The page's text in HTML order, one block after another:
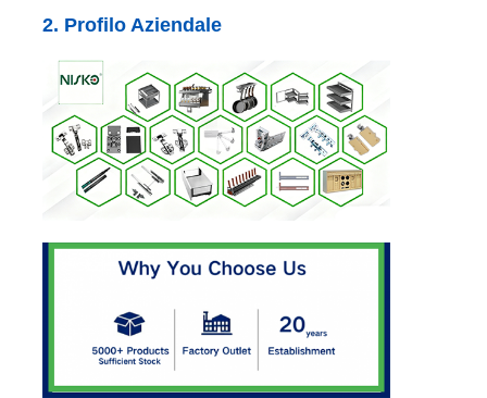
lampada a led per armadietto
Cestino della cucina
contenitore del riso
2. Profilo Aziendale